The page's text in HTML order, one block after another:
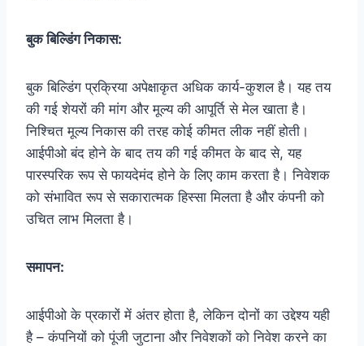
बुक बिल्डिंग निकास:
बुक बिल्डिंग प्रक्रिया अपेक्षाकृत अधिक कार्य-कुशल है। यह तय
की गई शेयरों की मांग और मूल्य की आपूर्ति से मेल खाता है।
निश्चित मूल्य निकास की तरह कोई कीमत लीक नहीं होती।
आईपीओ बंद होने के बाद तय की गई कीमत के बाद से, यह
पारस्परिक रूप से फायदेमंद होने के लिए काम करता है। निवेशक
को संभावित रूप से सकारात्मक हिस्सा मिलता है और कंपनी को
उचित लाभ मिलता है।
समापन:
आईपीओ के प्रकारों में अंतर होता है, लेकिन दोनों का उद्देश्य यही
है – कंपनियों को पूंजी जुटाना और निवेशकों को निवेश करने का